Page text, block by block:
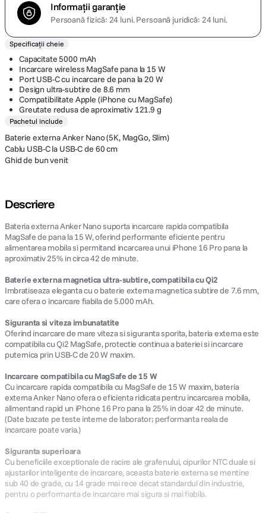
Informații garanție
Persoană fizică: 24 luni.Persoană juridică: 24 luni.
Specificații cheie
Capacitate 5000 mAh
Incarcare wireless MagSafe pana la 15 W
Port USB-C cu incarcare de pana la 20 W
Design ultra-subtire de 8.6 mm
Compatibilitate Apple (iPhone cu MagSafe)
Greutate redusa de aproximativ 121.9 g
Pachetul include
Baterie externa Anker Nano (5K, MagGo, Slim)
Cablu USB-C la USB-C de 60 cm
Ghid de bun venit
Descriere
Bateria externa Anker Nano suporta incarcare rapida compatibila
MagSafe de pana la 15 W, oferind performante eficiente pentru
alimentarea mobila si permitand incarcarea unui iPhone 16 Pro pana la
aproximativ 25% in circa 42 de minute.
Baterie externa magnetica ultra-subtire, compatibila cu Qi2
Imbratiseaza eleganta cu o baterie externa magnetica subtire de 7.6 mm,
care ofera o incarcare fiabila de 5.000 mAh.
Siguranta si viteza imbunatatite
Oferind incarcare de mare viteza si siguranta sporita, bateria externa este
compatibila cu Qi2 MagSafe, protectie continua a bateriei si incarcare
puternica prin USB-C de 20 W maxim.
Incarcare compatibila cu MagSafe de 15 W
Cu incarcare rapida compatibila cu MagSafe de 15 W maxim, bateria
externa Anker Nano ofera o eficienta ridicata pentru incarcarea mobila,
alimentand rapid un iPhone 16 Pro pana la 25% in doar 42 de minute.
(Date bazate pe teste interne de laborator; performanta reala de
incarcare poate varia.)
Siguranta superioara
Cu beneficiile exceptionale de racire ale grafenului, cipurilor NTC duale si
ajustarilor inteligente de incarcare, aceasta baterie externa se mentine
sub 40 de grade, cu 14 grade mai rece decat standardul din industrie,
pentru o performanta de incarcare mai sigura si mai fiabila.